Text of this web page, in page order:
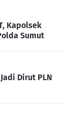
Kapolsek
Sumut
Dirut PLN